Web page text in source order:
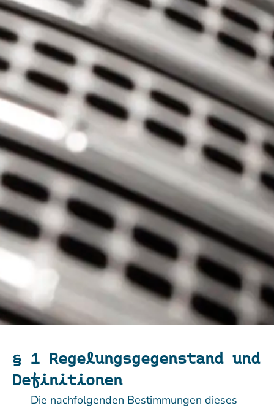
§ 1 Regelungs­gegenstand und
Definitionen
Die nachfolgenden Bestimmungen dieses